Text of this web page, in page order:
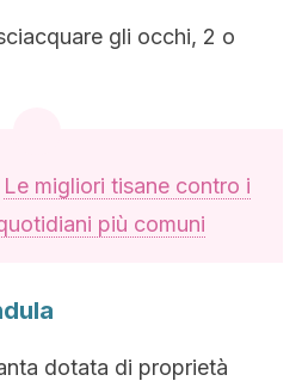
gli occhi, 2 o
Le migliori tisane contro i
più comuni
dotata di proprietà